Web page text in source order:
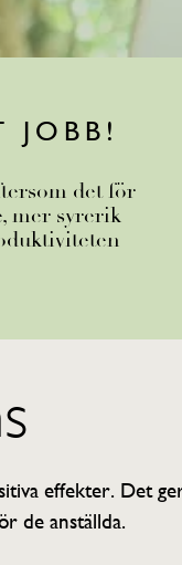
JOBB!
det för
mer syrerik
effekter. Det
de anställda.